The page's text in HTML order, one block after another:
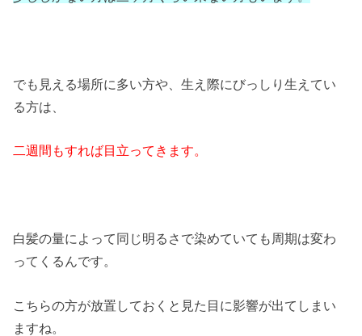
でも見える場所に多い方や、生え際にびっしり生えてい
る方は、
二週間もすれば目立ってきます。
白髪の量によって同じ明るさで染めていても周期は変わ
ってくるんです。
こちらの方が放置しておくと見た目に影響が出てしまい
ますね。